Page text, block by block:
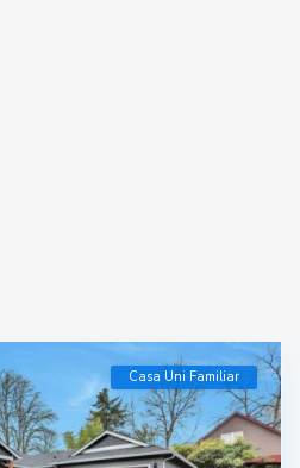
Casa Uni Familiar